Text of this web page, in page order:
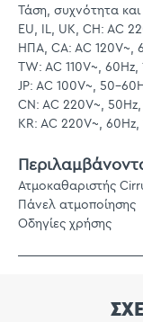
Τάση, συχνότητα και
EU, IL, UK, CH: AC
ΗΠΑ, CA: AC 120V~,
TW: AC 110V~,
JP: AC 100V~, 50-
CN: AC 220V~,
KR: AC 220V~,
Ατμοκαθαριστής
Πάνελ ατμοποίησης
Οδηγίες χρήσης